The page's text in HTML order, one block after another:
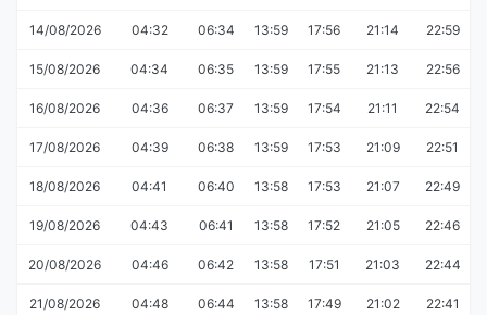
14/08/2026 04:32 06:34 13:59 17:56 21:14 22:59
15/08/2026 04:34 06:35 13:59 17:55 21:13 22:56
16/08/2026 04:36 06:37 13:59 17:54 21:11 22:54
17/08/2026 04:39 06:38 13:59 17:53 21:09 22:51
18/08/2026 04:41 06:40 13:58 17:53 21:07 22:49
19/08/2026 04:43 06:41 13:58 17:52 21:05 22:46
20/08/2026 04:46 06:42 13:58 17:51 21:03 22:44
21/08/2026 04:48 06:44 13:58 17:49 21:02 22:41